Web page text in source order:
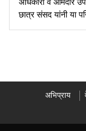
छात्र संसद यांनी या
अभिप्राय